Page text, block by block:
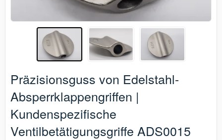
Präzisionsguss von Edelstahl-
Absperrklappengriffen |
Kundenspezifische
Ventilbetätigungsgriffe ADS0015